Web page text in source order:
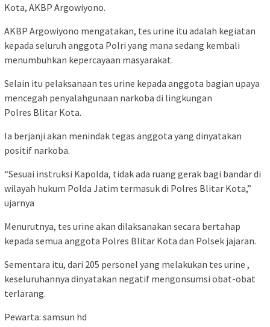
Kota, AKBP Argowiyono.
AKBP Argowiyono mengatakan, tes urine itu adalah kegiatan
kepada seluruh anggota Polri yang mana sedang kembali
menumbuhkan kepercayaan masyarakat.
Selain itu pelaksanaan tes urine kepada anggota bagian upaya
mencegah penyalahgunaan narkoba di lingkungan
Polres Blitar Kota.
Ia berjanji akan menindak tegas anggota yang dinyatakan
positif narkoba.
“Sesuai instruksi Kapolda, tidak ada ruang gerak bagi bandar di
wilayah hukum Polda Jatim termasuk di Polres Blitar Kota,”
ujarnya
Menurutnya, tes urine akan dilaksanakan secara bertahap
kepada semua anggota Polres Blitar Kota dan Polsek jajaran.
Sementara itu, dari 205 personel yang melakukan tes urine ,
keseluruhannya dinyatakan negatif mengonsumsi obat-obat
terlarang.
Pewarta: samsun hd